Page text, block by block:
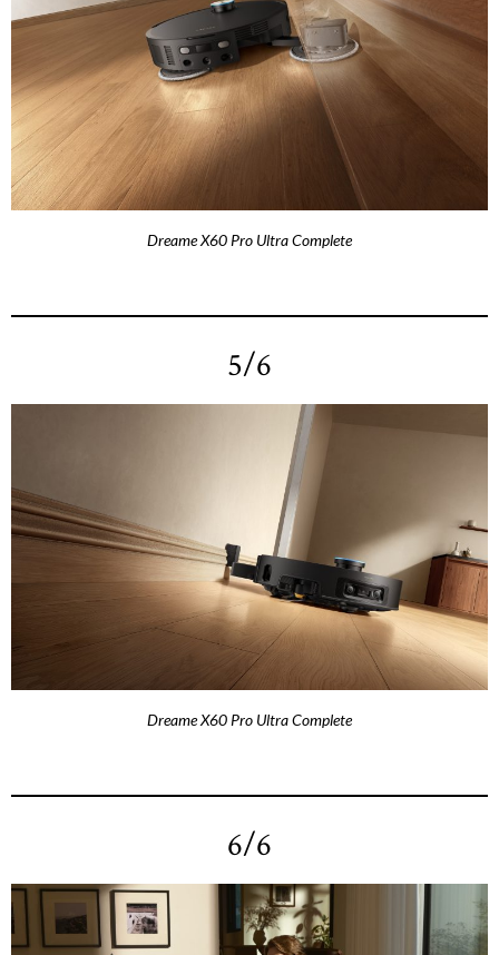
Dreame X60 Pro Ultra Complete
5/6
Dreame X60 Pro Ultra Complete
6/6